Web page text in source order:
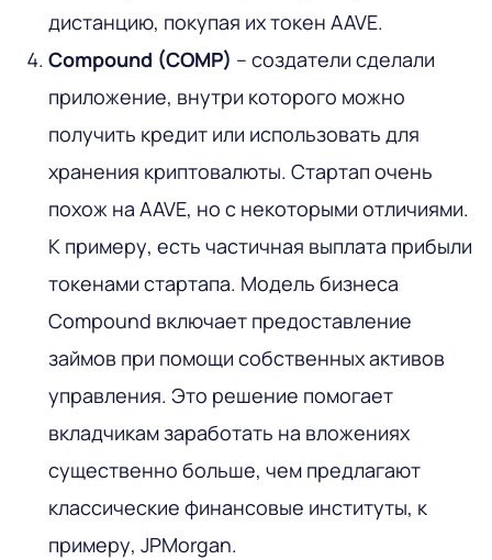
дистанцию, покупая их токен AAVE.
Compound (COMP) – создатели сделали
приложение, внутри которого можно
получить кредит или использовать для
хранения криптовалюты. Стартап очень
похож на AAVE, но с некоторыми отличиями.
К примеру, есть частичная выплата прибыли
токенами стартапа. Модель бизнеса
Compound включает предоставление
займов при помощи собственных активов
управления. Это решение помогает
вкладчикам заработать на вложениях
существенно больше, чем предлагают
классические финансовые институты, к
примеру, JPMorgan.